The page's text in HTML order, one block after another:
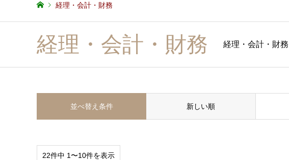
経理・会計・財務
経理・会計・財務 経理・会計・財務
並べ替え条件 新しい順
22件中 1〜10件を表示